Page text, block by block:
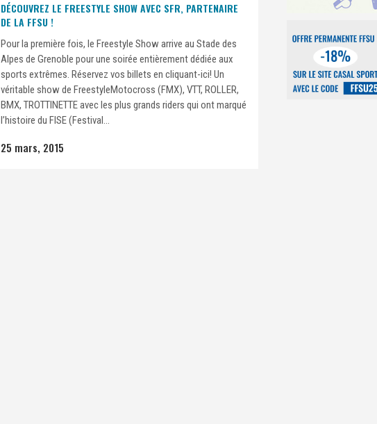
DÉCOUVREZ LE FREESTYLE SHOW AVEC SFR, PARTENAIRE
DE LA FFSU !
Pour la première fois, le Freestyle Show arrive au Stade des
Alpes de Grenoble pour une soirée entièrement dédiée aux
sports extrêmes. Réservez vos billets en cliquant-ici! Un
véritable show de FreestyleMotocross (FMX), VTT, ROLLER,
BMX, TROTTINETTE avec les plus grands riders qui ont marqué
l’histoire du FISE (Festival...
25 mars, 2015